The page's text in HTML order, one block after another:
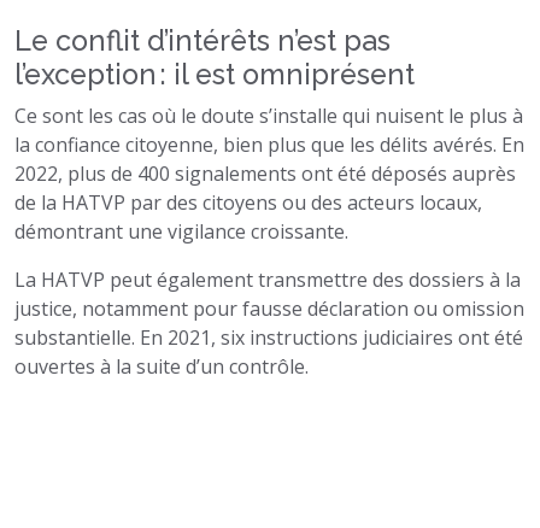
Le conflit d’intérêts n’est pas
l’exception : il est omniprésent
Ce sont les cas où le doute s’installe qui nuisent le plus à
la confiance citoyenne, bien plus que les délits avérés. En
2022, plus de 400 signalements ont été déposés auprès
de la HATVP par des citoyens ou des acteurs locaux,
démontrant une vigilance croissante.
La HATVP peut également transmettre des dossiers à la
justice, notamment pour fausse déclaration ou omission
substantielle. En 2021, six instructions judiciaires ont été
ouvertes à la suite d’un contrôle.